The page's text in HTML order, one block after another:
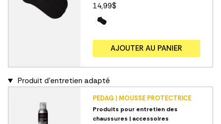
14,99$
AJOUTER AU PANIER
Produit d'entretien adapté
PEDAG | MOUSSE PROTECTRICE
Produits pour entretien des
chaussures | accessoires